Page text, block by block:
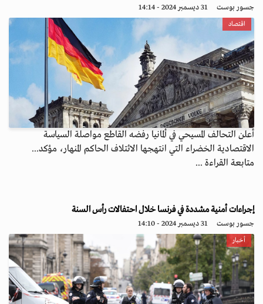
جسور بوست 31 ديسمبر 2024 - 14:14
اقتصاد
أعلن التحالف المسيحي في ألمانيا رفضه القاطع مواصلة السياسة
الاقتصادية الخضراء التي انتهجها الائتلاف الحاكم المنهار، مؤكد...
متابعة القراءة ...
إجراءات أمنية مشددة في فرنسا خلال احتفالات رأس السنة
جسور بوست 31 ديسمبر 2024 - 14:10
أخبار